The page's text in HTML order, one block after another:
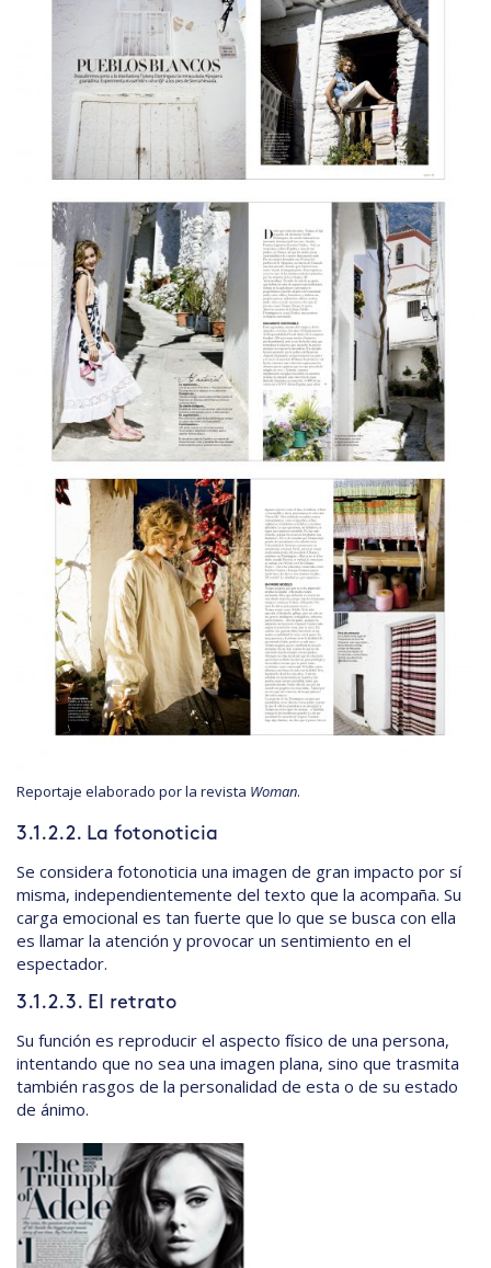
Reportaje elaborado por la revista Woman.
3.1.2.2. La fotonoticia
Se considera fotonoticia una imagen de gran impacto por sí
misma, independientemente del texto que la acompaña. Su
carga emocional es tan fuerte que lo que se busca con ella
es llamar la atención y provocar un sentimiento en el
espectador.
3.1.2.3. El retrato
Su función es reproducir el aspecto físico de una persona,
intentando que no sea una imagen plana, sino que trasmita
también rasgos de la personalidad de esta o de su estado
de ánimo.